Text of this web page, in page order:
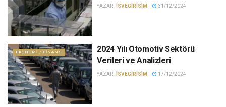
YAZAR :ISVEGIRISIM 31/12/2024
EKONOMI / FINANS
2024 Yılı Otomotiv Sektörü
Verileri ve Analizleri
YAZAR :ISVEGIRISIM 17/12/2024